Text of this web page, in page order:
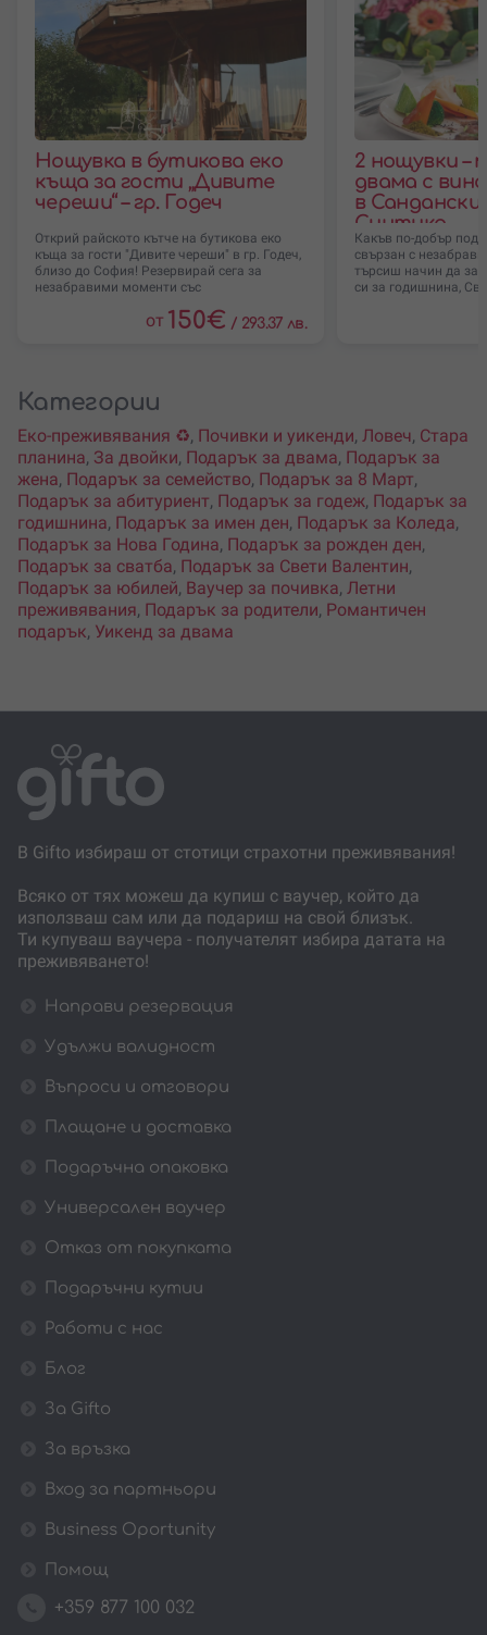
Нощувка в бутикова еко
къща за гости „Дивите
череши“ – гр. Годеч
Открий райското кътче на бутикова еко
къща за гости "Дивите череши" в гр. Годеч,
близо до София! Резервирай сега за
незабравими моменти със
от 150€ / 293.37 лв.
2 нощувки –
двама с
в Сандански
Синтика
Какъв по-добър
свързан с
търсиш начин да
си за годишнина,
Категории
Еко-преживявания ♻️, Почивки и уикенди, Ловеч, Стара
планина, За двойки, Подарък за двама, Подарък за
жена, Подарък за семейство, Подарък за 8 Март,
Подарък за абитуриент, Подарък за годеж, Подарък за
годишнина, Подарък за имен ден, Подарък за Коледа,
Подарък за Нова Година, Подарък за рожден ден,
Подарък за сватба, Подарък за Свети Валентин,
Подарък за юбилей, Ваучер за почивка, Летни
преживявания, Подарък за родители, Романтичен
подарък, Уикенд за двама
В Gifto избираш от стотици страхотни преживявания!
Всяко от тях можеш да купиш с ваучер, който да
използваш сам или да подариш на свой близък.
Ти купуваш ваучера - получателят избира датата на
преживяването!
Направи резервация
Удължи валидност
Въпроси и отговори
Плащане и доставка
Подаръчна опаковка
Универсален ваучер
Отказ от покупката
Подаръчни кутии
Работи с нас
Блог
За Gifto
За връзка
Вход за партньори
Business Oportunity
Помощ
+359 877 100 032